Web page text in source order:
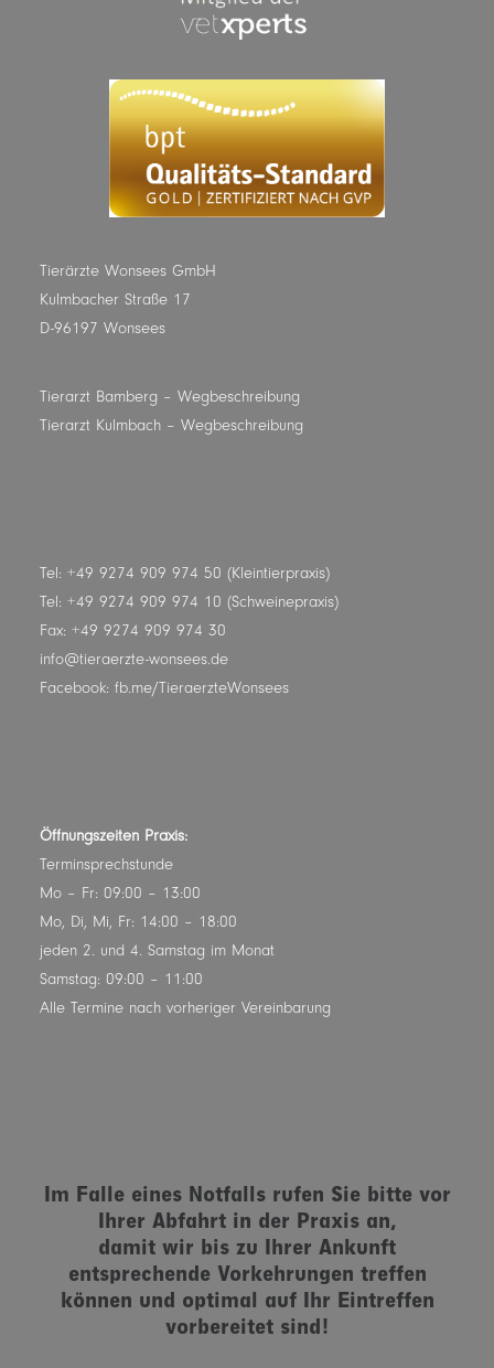
Tierärzte Wonsees GmbH
Kulmbacher Straße 17
D-96197 Wonsees
Tierarzt Bamberg – Wegbeschreibung
Tierarzt Kulmbach – Wegbeschreibung
Tel: +49 9274 909 974 50 (Kleintierpraxis)
Tel: +49 9274 909 974 10 (Schweinepraxis)
Fax: +49 9274 909 974 30
info@tieraerzte-wonsees.de
Facebook: fb.me/TieraerzteWonsees
Öffnungszeiten Praxis:
Terminsprechstunde
Mo – Fr: 09:00 – 13:00
Mo, Di, Mi, Fr: 14:00 – 18:00
jeden 2. und 4. Samstag im Monat
Samstag: 09:00 – 11:00
Alle Termine nach vorheriger Vereinbarung
Im Falle eines Notfalls rufen Sie bitte vor
Ihrer Abfahrt in der Praxis an,
damit wir bis zu Ihrer Ankunft
entsprechende Vorkehrungen treffen
können und optimal auf Ihr Eintreffen
vorbereitet sind!